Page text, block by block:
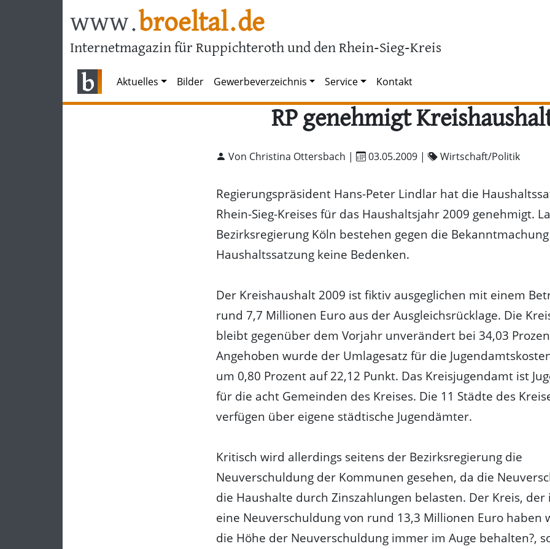
www.broeltal.de
Internetmagazin für Ruppichteroth und den Rhein-Sieg-Kreis
Aktuelles Bilder Gewerbeverzeichnis Service Kontakt
RP genehmigt
Von Christina Ottersbach | 03.05.2009 | Wirtschaft/Politik
Regierungspräsident Hans-Peter Lindlar hat die
Rhein-Sieg-Kreises für das Haushaltsjahr 2009 genehmigt.
Bezirksregierung Köln bestehen gegen die
Haushaltssatzung keine Bedenken.
Der Kreishaushalt 2009 ist fiktiv ausgeglichen mit einem
rund 7,7 Millionen Euro aus der Ausgleichsrücklage. Die
bleibt gegenüber dem Vorjahr unverändert bei 34,03
Angehoben wurde der Umlagesatz für die
um 0,80 Prozent auf 22,12 Punkt. Das Kreisjugendamt ist
für die acht Gemeinden des Kreises. Die 11 Städte des
verfügen über eigene städtische Jugendämter.
Kritisch wird allerdings seitens der Bezirksregierung die
Neuverschuldung der Kommunen gesehen, da die
die Haushalte durch Zinszahlungen belasten. Der Kreis, der
eine Neuverschuldung von rund 13,3 Millionen Euro haben
die Höhe der Neuverschuldung immer im Auge behalten?,